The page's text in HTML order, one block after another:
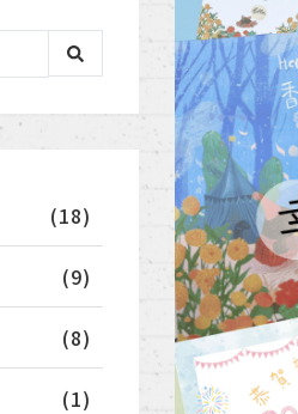
(18)
(9)
(8)
(1)